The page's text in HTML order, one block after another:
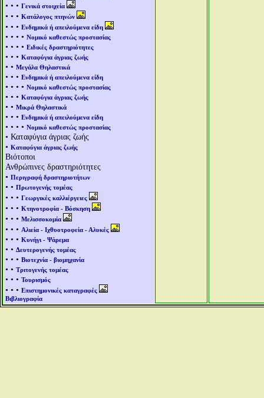
• • • Γενικά στοιχεία
• • • Κατάλογος πτηνών
• • • Ενδημικά ή απειλούμενα είδη
• • • • Νομικό καθεστώς προστασίας
• • • • Ειδικές δραστηριότητες
• • • Καταφύγια άγριας ζωής
• • Μεγάλα Θηλαστικά
• • • Ενδημικά ή απειλούμενα είδη
• • • • Νομικό καθεστώς προστασίας
• • • Καταφύγια άγριας ζωής
• • Μικρά Θηλαστικά
• • • Ενδημικά ή απειλούμενα είδη
• • • • Νομικό καθεστώς προστασίας
• Καταφύγια άγριας ζωής
• Καταφύγια άγριας ζωής
Βιότοποι
Ανθρώπινες δραστηριότητες
• Περιγραφή δραστηριοτήτων
• • Πρωτογενής τομέας
• • • Γεωργικές καλλιέργειες
• • • Κτηνοτροφία - Βόσκηση
• • • Μελισσοκομία
• • • Αλιεία - Ιχθυοτροφεία - Αλυκές
• • • Κυνήγι - Ψάρεμα
• • Δευτερογενής τομέας
• • • Βιοτεχνία - βιομηχανία
• • Τριτογενής τομέας
• • • Τουρισμός
• • • Επιστημονικές καταγραφές
Βιβλιογραφία